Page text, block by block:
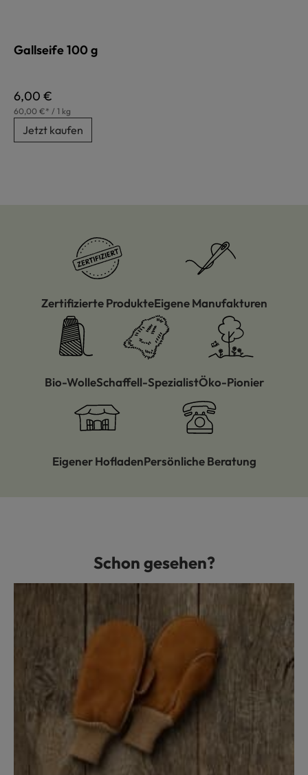
Gallseife 100 g
Regulärer Preis:
6,00 €
60,00 €* / 1 kg
Jetzt kaufen
Zertifizierte ProdukteEigene Manufakturen
Bio-WolleSchaffell-SpezialistÖko-Pionier
Eigener HofladenPersönliche Beratung
Produktgalerie überspringenSchon gesehen?